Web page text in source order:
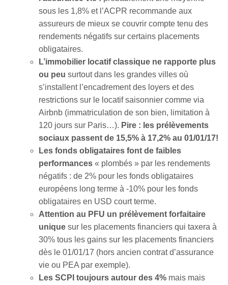
sous les 1,8% et l’ACPR recommande aux
assureurs de mieux se couvrir compte tenu des
rendements négatifs sur certains placements
obligataires.
L’immobilier locatif classique ne rapporte plus
ou peu surtout dans les grandes villes où
s’installent l’encadrement des loyers et des
restrictions sur le locatif saisonnier comme via
Airbnb (immatriculation de son bien, limitation à
120 jours sur Paris…). Pire : les prélèvements
sociaux passent de 15,5% à 17,2% au 01/01/17!
Les fonds obligataires font de faibles
performances « plombés » par les rendements
négatifs : de 2% pour les fonds obligataires
européens long terme à -10% pour les fonds
obligataires en USD court terme.
Attention au PFU un prélèvement forfaitaire
unique sur les placements financiers qui taxera à
30% tous les gains sur les placements financiers
dès le 01/01/17 (hors ancien contrat d’assurance
vie ou PEA par exemple).
Les SCPI toujours autour des 4% mais mais